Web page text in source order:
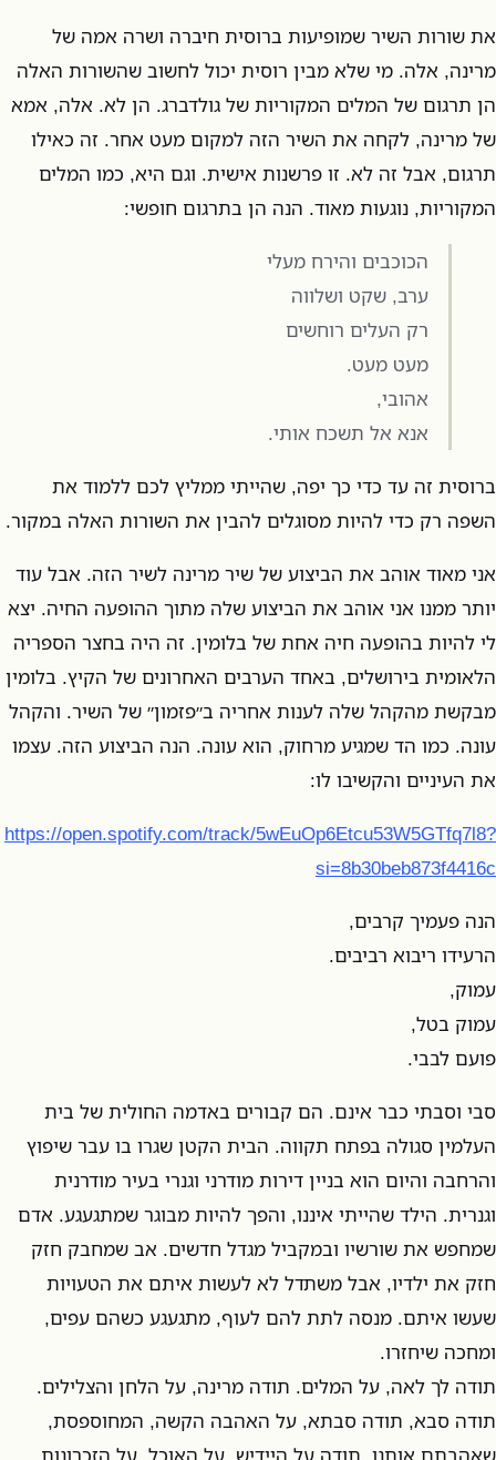
את שורות השיר שמופיעות ברוסית חיברה ושרה אמה של
מרינה, אלה. מי שלא מבין רוסית יכול לחשוב שהשורות האלה
הן תרגום של המלים המקוריות של גולדברג. הן לא. אלה, אמא
של מרינה, לקחה את השיר הזה למקום מעט אחר. זה כאילו
תרגום, אבל זה לא. זו פרשנות אישית. וגם היא, כמו המלים
המקוריות, נוגעות מאוד. הנה הן בתרגום חופשי:
הכוכבים והירח מעלי
ערב, שקט ושלווה
רק העלים רוחשים
מעט מעט.
אהובי,
אנא אל תשכח אותי.
ברוסית זה עד כדי כך יפה, שהייתי ממליץ לכם ללמוד את
השפה רק כדי להיות מסוגלים להבין את השורות האלה במקור.
אני מאוד אוהב את הביצוע של שיר מרינה לשיר הזה. אבל עוד
יותר ממנו אני אוהב את הביצוע שלה מתוך ההופעה החיה. יצא
לי להיות בהופעה חיה אחת של בלומין. זה היה בחצר הספריה
הלאומית בירושלים, באחד הערבים האחרונים של הקיץ. בלומין
מבקשת מהקהל שלה לענות אחריה ב״פזמון״ של השיר. והקהל
עונה. כמו הד שמגיע מרחוק, הוא עונה. הנה הביצוע הזה. עצמו
את העיניים והקשיבו לו:
https://open.spotify.com/track/5wEuOp6Etcu53W5GTfq7l8?
si=8b30beb873f4416c
הנה פעמיך קרבים,
הרעידו ריבוא רביבים.
עמוק,
עמוק בטל,
פועם לבבי.
סבי וסבתי כבר אינם. הם קבורים באדמה החולית של בית
העלמין סגולה בפתח תקווה. הבית הקטן שגרו בו עבר שיפוץ
והרחבה והיום הוא בניין דירות מודרני וגנרי בעיר מודרנית
וגנרית. הילד שהייתי איננו, והפך להיות מבוגר שמתגעגע. אדם
שמחפש את שורשיו ובמקביל מגדל חדשים. אב שמחבק חזק
חזק את ילדיו, אבל משתדל לא לעשות איתם את הטעויות
שעשו איתם. מנסה לתת להם לעוף, מתגעגע כשהם עפים,
ומחכה שיחזרו.
תודה לך לאה, על המלים. תודה מרינה, על הלחן והצלילים.
תודה סבא, תודה סבתא, על האהבה הקשה, המחוספסת,